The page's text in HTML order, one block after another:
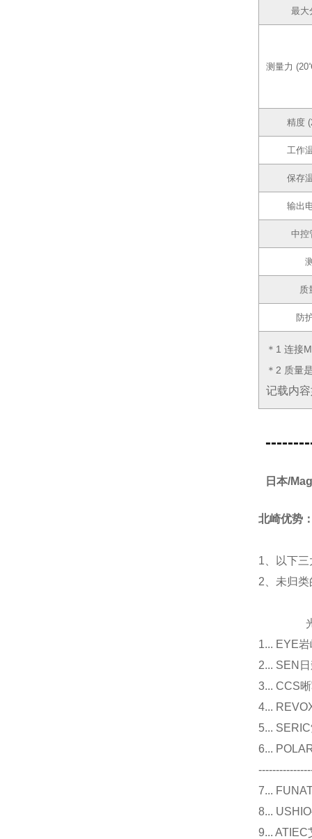
＊1 连接
＊2 质量
记载内
最大
测量力
精度
工作
保存
输出
中控
质
防
日本/
北崎优势
1、以下
2、未归
光源
1... EYE
2... SEN
3... CCS
4...
5...
6...
7...
8...
9...